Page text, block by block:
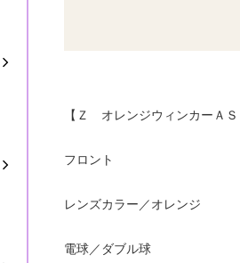
【Ｚ オレンジウィンカーＡＳ
フロント
レンズカラー／オレンジ
電球／ダブル球